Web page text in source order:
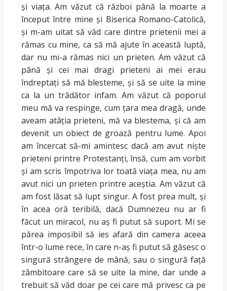
și viața. Am văzut că război până la moarte a
început între mine și Biserica Romano-Catolică,
și m-am uitat să văd care dintre prietenii mei a
rămas cu mine, ca să mă ajute în această luptă,
dar nu mi-a rămas nici un prieten. Am văzut că
până și cei mai dragi prieteni ai mei erau
îndreptați să mă blesteme, și să se uite la mine
ca la un trădător infam. Am văzut că poporul
meu mă va respinge, cum țara mea dragă, unde
aveam atâția prieteni, mă va blestema, și că am
devenit un obiect de groază pentru lume. Apoi
am încercat să-mi amintesc dacă am avut niște
prieteni printre Protestanți, însă, cum am vorbit
și am scris împotriva lor toată viața mea, nu am
avut nici un prieten printre aceștia. Am văzut că
am fost lăsat să lupt singur. A fost prea mult, și
în acea oră teribilă, dacă Dumnezeu nu ar fi
făcut un miracol, nu aș fi putut să suport. Mi se
părea imposibil să ies afară din camera aceea
într-o lume rece, în care n-aș fi putut să găsesc o
singură strângere de mână, sau o singură față
zâmbitoare care să se uite la mine, dar unde a
trebuit să văd doar pe cei care mă privesc ca pe